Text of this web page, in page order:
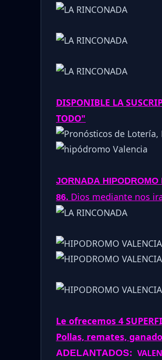
DISPONIBLE LA
TODO"
JORNADA HIPODROMO
86. Dios mediante nos
Le ofrecemos 4
Pollas, remates,
ADELANTADOS: